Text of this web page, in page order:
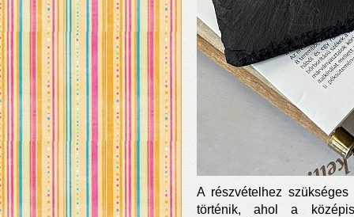
A részvételhez
történik, ahol a